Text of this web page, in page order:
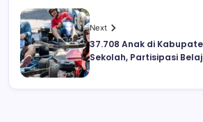
Next
37.708 Anak di
Sekolah, Partisipasi